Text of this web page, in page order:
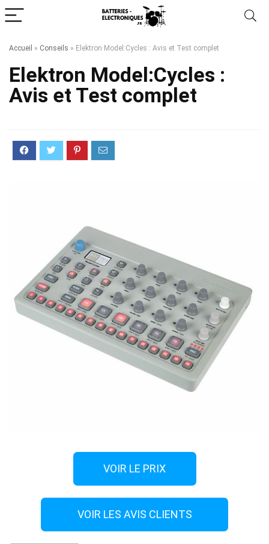
Accueil » Conseils » Elektron Model:Cycles : Avis et Test complet
Elektron Model:Cycles :
Avis et Test complet
VOIR LE PRIX
VOIR LES AVIS CLIENTS